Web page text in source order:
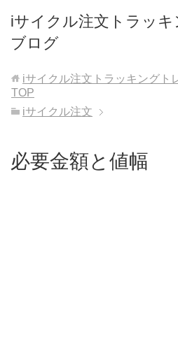
iサイクル注文トラッ
ブログ
iサイクル注文トラッキングト
TOP
iサイクル注文
必要金額と値幅